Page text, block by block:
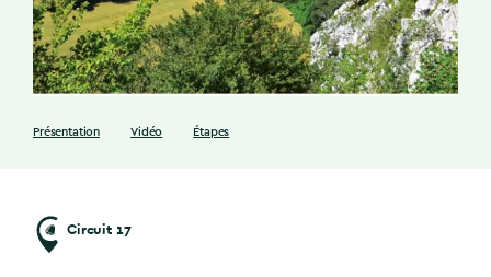
Présentation Vidéo Étapes
Circuit 17